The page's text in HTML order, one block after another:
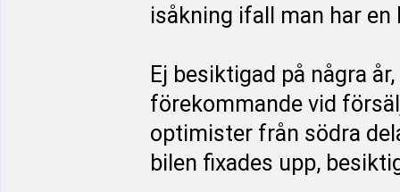
isåkning ifall man har
Ej besiktigad på några
förekommande vid
optimister från södra
bilen fixades upp,